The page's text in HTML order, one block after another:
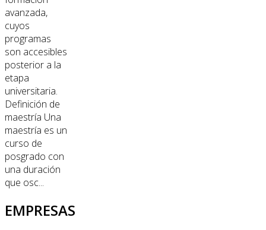
avanzada,
cuyos
programas
son accesibles
posterior a la
etapa
universitaria.
Definición de
maestría Una
maestría es un
curso de
posgrado con
una duración
que osc...
EMPRESAS